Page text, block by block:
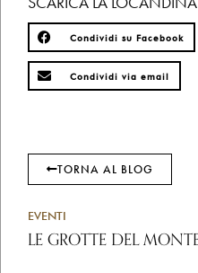
Condividi su Facebook
Condividi via email
TORNA AL BLOG
EVENTI
LE GROTTE DEL